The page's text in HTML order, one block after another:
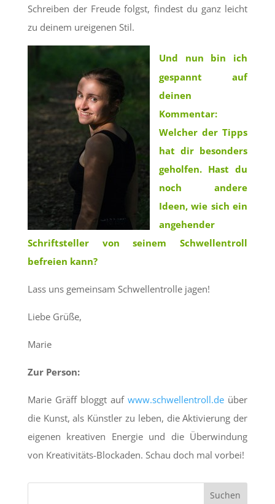
Schreiben der Freude folgst, findest du ganz leicht
zu deinem ureigenen Stil.
Und nun bin ich
gespannt auf
deinen
Kommentar:
Welcher der Tipps
hat dir besonders
geholfen. Hast du
noch andere
Ideen, wie sich ein
angehender
Schriftsteller von seinem Schwellentroll
befreien kann?
Lass uns gemeinsam Schwellentrolle jagen!
Liebe Grüße,
Marie
Zur Person:
Marie Gräff bloggt aufwww.schwellentroll.de über
die Kunst, als Künstler zu leben, die Aktivierung der
eigenen kreativen Energie und die Überwindung
von Kreativitäts-Blockaden. Schau doch mal vorbei!